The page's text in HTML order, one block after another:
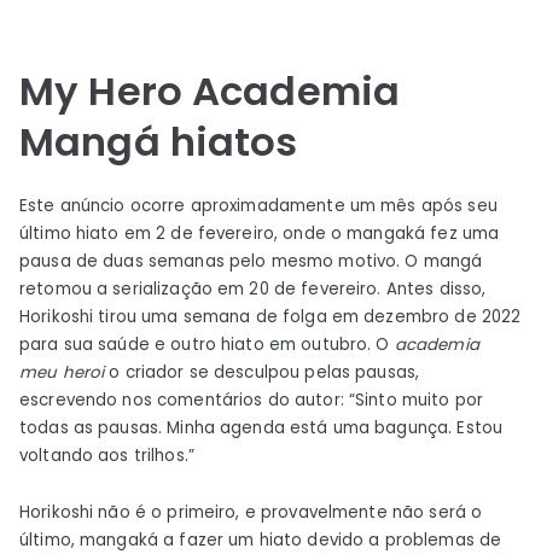
My Hero Academia
Mangá hiatos
Este anúncio ocorre aproximadamente um mês após seu
último hiato em 2 de fevereiro, onde o mangaká fez uma
pausa de duas semanas pelo mesmo motivo. O mangá
retomou a serialização em 20 de fevereiro. Antes disso,
Horikoshi tirou uma semana de folga em dezembro de 2022
para sua saúde e outro hiato em outubro. O academia
meu heroio criador se desculpou pelas pausas,
escrevendo nos comentários do autor: “Sinto muito por
todas as pausas. Minha agenda está uma bagunça. Estou
voltando aos trilhos.”
Horikoshi não é o primeiro, e provavelmente não será o
último, mangaká a fazer um hiato devido a problemas de